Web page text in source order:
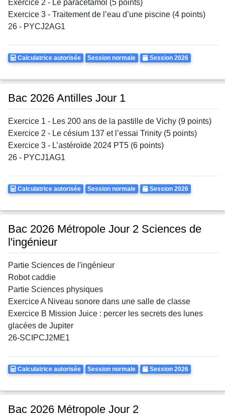
Exercice 2 - Le paracétamol (5 points)
Exercice 3 - Traitement de l’eau d’une piscine (4 points)
26 - PYCJ2AG1
Calculatrice
Calculatrice autorisée Rattrapages
Session normale Annee
Session 2026
Bac 2026 Antilles Jour 1
Exercice 1 - Les 200 ans de la pastille de Vichy (9 points)
Exercice 2 - Le césium 137 et l’essai Trinity (5 points)
Exercice 3 - L’astéroïde 2024 PT5 (6 points)
26 - PYCJ1AG1
Calculatrice
Calculatrice autorisée Rattrapages
Session normale Annee
Session 2026
Bac 2026 Métropole Jour 2 Sciences de
l'ingénieur
Partie Sciences de l'ingénieur
Robot caddie
Partie Sciences physiques
Exercice A Niveau sonore dans une salle de classe
Exercice B Mission Juice : percer les secrets des lunes
glacées de Jupiter
26-SCIPCJ2ME1
Calculatrice
Calculatrice autorisée Rattrapages
Session normale Annee
Session 2026
Bac 2026 Métropole Jour 2